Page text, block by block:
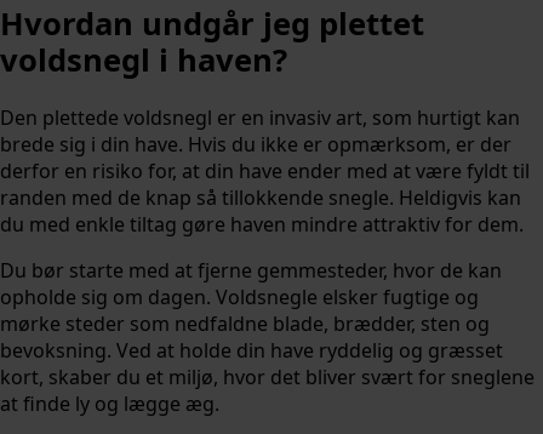
Hvordan undgår jeg plettet
voldsnegl i haven?
Den plettede voldsnegl er en invasiv art, som hurtigt kan
brede sig i din have. Hvis du ikke er opmærksom, er der
derfor en risiko for, at din have ender med at være fyldt til
randen med de knap så tillokkende snegle. Heldigvis kan
du med enkle tiltag gøre haven mindre attraktiv for dem.
Du bør starte med at fjerne gemmesteder, hvor de kan
opholde sig om dagen. Voldsnegle elsker fugtige og
mørke steder som nedfaldne blade, brædder, sten og
bevoksning. Ved at holde din have ryddelig og græsset
kort, skaber du et miljø, hvor det bliver svært for sneglene
at finde ly og lægge æg.